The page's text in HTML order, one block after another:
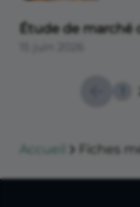
Étude de marché
Accueil Fiches